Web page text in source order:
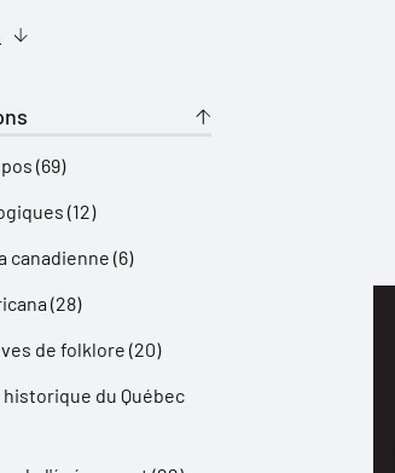
(69)
(12)
canadienne (6)
(28)
de folklore (20)
historique du Québec